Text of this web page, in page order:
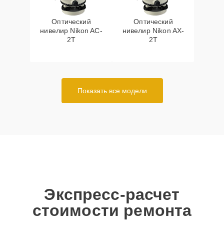
Оптический
нивелир Nikon AC-
2T
Оптический
нивелир Nikon AX-
2T
Показать все модели
Экспресс-расчет
стоимости ремонта